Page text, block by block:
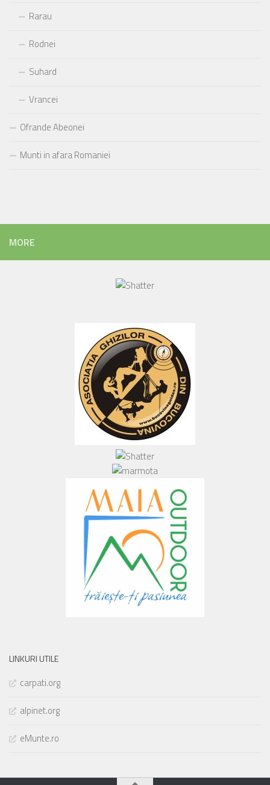
Rarau
Rodnei
Suhard
Vrancei
Ofrande Abeonei
Munti in afara Romaniei
MORE
LINKURI UTILE
carpati.org
alpinet.org
eMunte.ro